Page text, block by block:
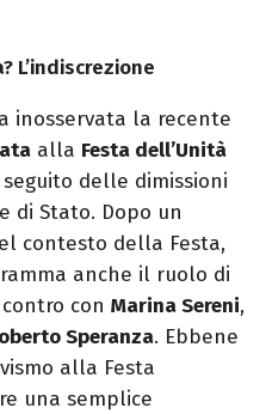
L’indiscrezione
inosservata la recente
alla Festa dell’Unità
delle dimissioni
di Stato. Dopo un
contesto della Festa,
anche il ruolo di
con Marina Sereni,
Speranza. Ebbene
alla Festa
una semplice